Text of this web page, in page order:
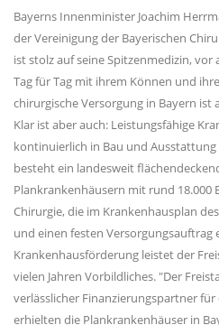
Bayerns Innenminister Joachim
der Vereinigung der Bayerischen
ist stolz auf seine Spitzenmedizin, vor
Tag für Tag mit ihrem Können und
chirurgische Versorgung in Bayern ist
Klar ist aber auch: Leistungsfähige
kontinuierlich in Bau und
besteht ein landesweit
Plankrankenhäusern mit rund 18.000
Chirurgie, die im Krankenhausplan
und einen festen Versorgungsauftrag
Krankenhausförderung leistet der
vielen Jahren Vorbildliches. "Der
verlässlicher Finanzierungspartner für
erhielten die Plankrankenhäuser in